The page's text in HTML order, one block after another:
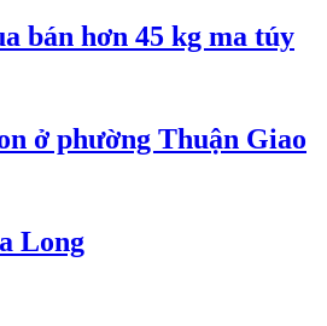
bán hơn 45 kg ma túy
ở phường Thuận Giao
Long